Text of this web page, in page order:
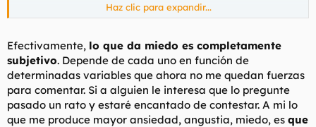
Ala, parlad ! :pla
Haz clic para expandir...
Efectivamente, lo que da miedo es completamente
subjetivo. Depende de cada uno en función de
determinadas variables que ahora no me quedan fuerzas
para comentar. Si a alguien le interesa que lo pregunte
pasado un rato y estaré encantado de contestar. A mi lo
que me produce mayor ansiedad, angustia, miedo, es que